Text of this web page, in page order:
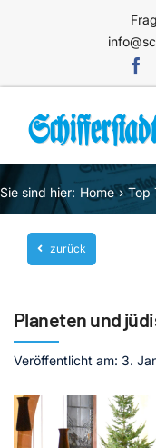
Home
Themen
Blog
Service
Mediathek
Jetzt abonnieren
Kontakt
Sie sind hier: Home Top
zurück
Planeten und
Veröffentlicht am: 3.